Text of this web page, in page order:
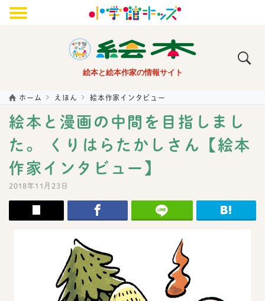
メニュー
絵本と絵本作家の情報サイト
ホーム えほん 絵本作家インタビュー
絵本と漫画の中間を目指しまし
た。 くりはらたかしさん【絵本
作家インタビュー】
2018年11月23日